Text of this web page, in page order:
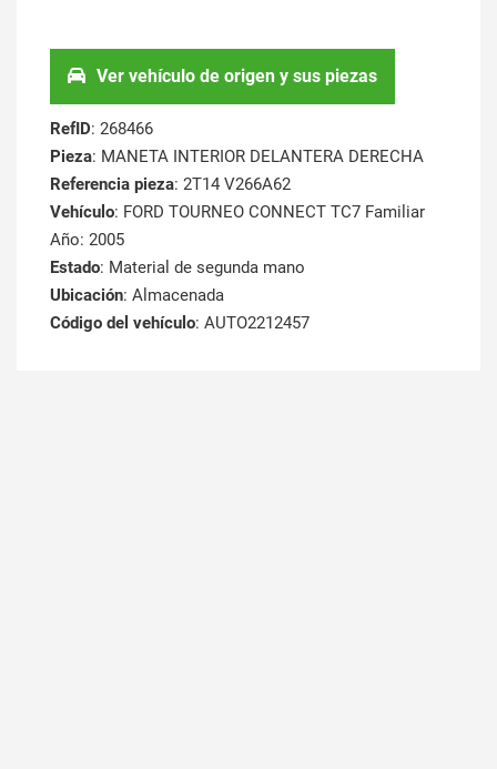
Ver vehículo de origen y sus piezas
RefID: 268466
Pieza: MANETA INTERIOR DELANTERA DERECHA
Referencia pieza: 2T14 V266A62
Vehículo: FORD TOURNEO CONNECT TC7 Familiar
Año: 2005
Estado: Material de segunda mano
Ubicación: Almacenada
Código del vehículo: AUTO2212457